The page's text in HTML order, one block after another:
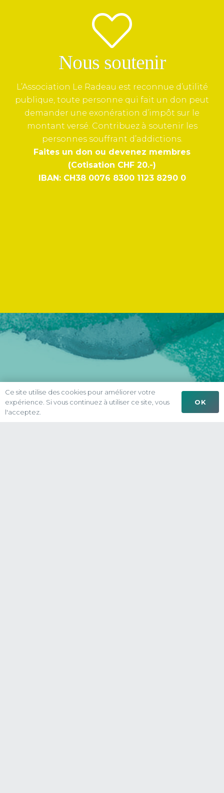
Nous soutenir
L’Association Le Radeau est reconnue d’utilité
publique, toute personne qui fait un don peut
demander une exonération d’impôt sur le
montant versé. Contribuez à soutenir les
personnes souffrant d’addictions.
Faites un don ou devenez membres
(Cotisation CHF 20.-)
IBAN: CH38 0076 8300 1123 8290 0
Ce site utilise des cookies pour améliorer votre
expérience. Si vous continuez à utiliser ce site, vous
l'acceptez.
OK